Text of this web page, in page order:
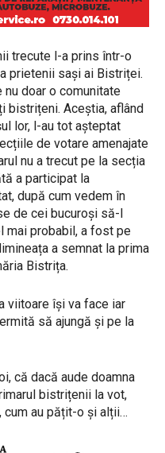
trecute l-a prins într-o
prietenii sași ai Bistriței.
nu doar o comunitate
bistrițeni. Aceștia, aflând
lor, l-au tot așteptat
de votare amenajate
nu a trecut pe la secția
a participat la
după cum vedem în
de cei bucuroși să-l
mai probabil, a fost pe
a semnat la prima
Bistrița.
viitoare își va face iar
să ajungă și pe la
că dacă aude doamna
bistrițenii la vot,
au pățit-o și alții…